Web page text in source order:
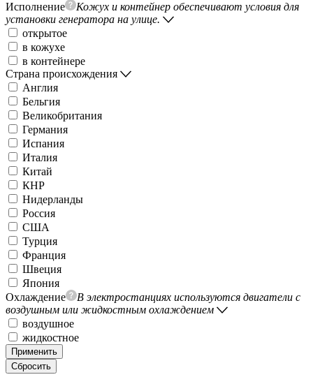
Исполнение
Кожух и контейнер обеспечивают условия для
установки генератора на улице.
открытое
в кожухе
в контейнере
Страна происхождения
Англия
Бельгия
Великобритания
Германия
Испания
Италия
Китай
КНР
Нидерланды
Россия
США
Турция
Франция
Швеция
Япония
Охлаждение
В электростанциях используются двигатели с
воздушным или жидкостным охлаждением
воздушное
жидкостное
Применить
Сбросить